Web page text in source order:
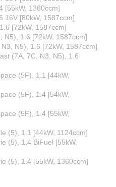
[55kW, 1360ccm]
16V [80kW, 1587ccm]
[72kW, 1587ccm]
N5), 1.6 [72kW, 1587ccm]
N5), 1.6 [72kW, 1587ccm]
(7A, 7C, N3, N5), 1.6
(5F), 1.1 [44kW,
(5F), 1.4 [54kW,
(5F), 1.4 [55kW,
(5), 1.1 [44kW, 1124ccm]
(5), 1.4 BiFuel [55kW,
(5), 1.4 [55kW, 1360ccm]